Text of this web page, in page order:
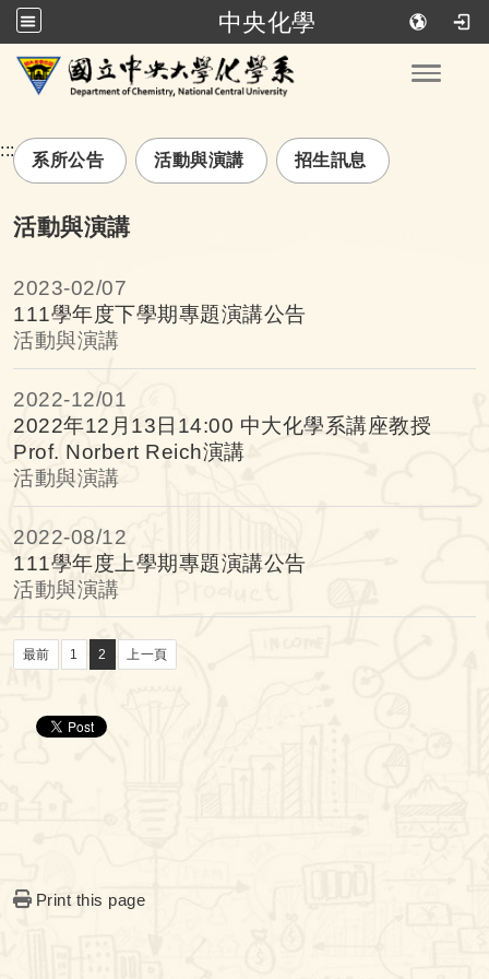
中央化學
跳到主要內容
:::
系所公告 活動與演講 招生訊息
活動與演講
2023-02/07
111學年度下學期專題演講公告
活動與演講
2022-12/01
2022年12月13日14:00 中大化學系講座教授
Prof. Norbert Reich演講
活動與演講
2022-08/12
111學年度上學期專題演講公告
活動與演講
最前 1 2 上一頁
Print this page